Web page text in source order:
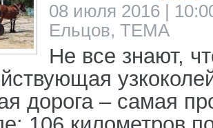
08 июля 2016 |
Ельцов, ТЕМА
Не все знают,
дорога – самая